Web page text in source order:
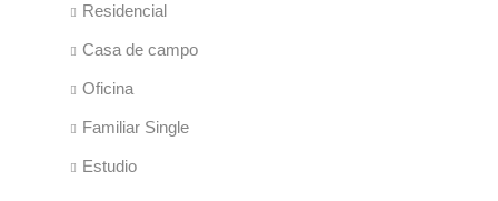
Residencial
Casa de campo
Oficina
Familiar Single
Estudio